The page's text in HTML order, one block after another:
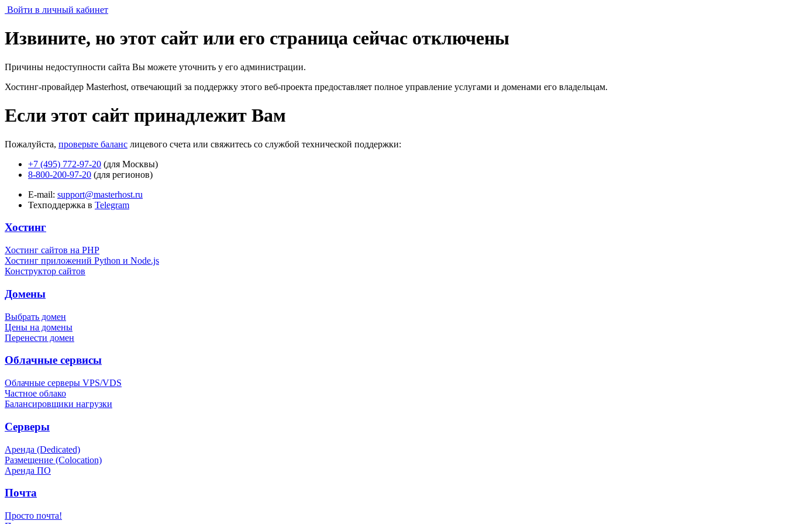
Войти в личный кабинет
Извините, но этот сайт или его страница сейчас отключены
Причины недоступности сайта Вы можете уточнить у его администрации.
Хостинг-провайдер Masterhost, отвечающий за поддержку этого веб-проекта предоставляет полное управление услугами и доменами его владельцам.
Если этот сайт принадлежит Вам
Пожалуйста, проверьте баланс лицевого счета или свяжитесь со службой технической поддержки:
+7 (495) 772-97-20 (для Москвы)
8-800-200-97-20 (для регионов)
E-mail: support@masterhost.ru
Техподдержка в Telegram
Хостинг
Хостинг сайтов на PHP
Хостинг приложений Python и Node.js
Конструктор сайтов
Домены
Выбрать домен
Цены на домены
Перенести домен
Облачные сервисы
Облачные серверы VPS/VDS
Частное облако
Балансировщики нагрузки
Серверы
Аренда (Dedicated)
Размещение (Colocation)
Аренда ПО
Почта
Просто почта!